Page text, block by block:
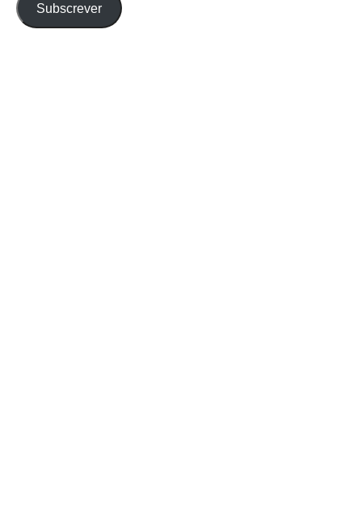
Subscrever